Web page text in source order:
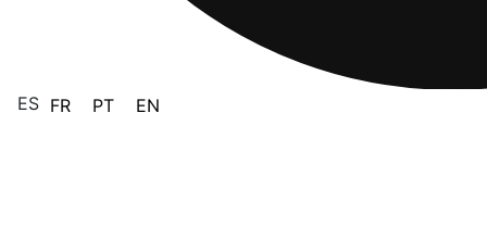
ES FR PT EN